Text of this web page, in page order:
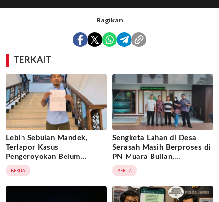
Bagikan
TERKAIT
Lebih Sebulan Mandek,
Terlapor Kasus
Pengeroyokan Belum
Diperiksa, Korban Adukan
Penyidik ke Wasidik Polda
Jambi
BERITA
Sengketa Lahan di Desa
Serasah Masih Berproses di
PN Muara Bulian,
Penggugat Minta Kepastian
Hukum atas Kepemilikan
Objek Tanah
BERITA